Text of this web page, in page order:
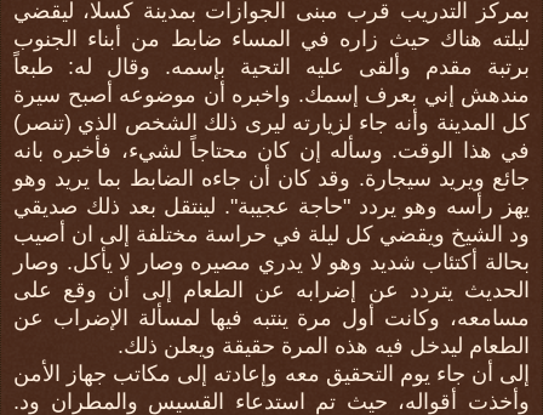
بمركز التدريب قرب مبنى الجوازات بمدينة كسلا، ليقضي
ليلته هناك حيث زاره في المساء ضابط من أبناء الجنوب
برتبة مقدم وألقى عليه التحية بإسمه. وقال له: طبعاً
مندهش إني بعرف إسمك. واخبره أن موضوعه أصبح سيرة
كل المدينة وأنه جاء لزيارته ليرى ذلك الشخص الذي (تنصر)
في هذا الوقت. وسأله إن كان محتاجاً لشيء، فأخبره بانه
جائع ويريد سيجارة. وقد كان أن جاءه الضابط بما يريد وهو
يهز رأسه وهو يردد "حاجة عجيبة". لينتقل بعد ذلك صديقي
ود الشيخ ويقضي كل ليلة في حراسة مختلفة إلى ان أصيب
بحالة أكتئاب شديد وهو لا يدري مصيره وصار لا يأكل. وصار
الحديث يتردد عن إضرابه عن الطعام إلى أن وقع على
مسامعه، وكانت أول مرة ينتبه فيها لمسألة الإضراب عن
الطعام ليدخل فيه هذه المرة حقيقة ويعلن ذلك.
إلى أن جاء يوم التحقيق معه وإعادته إلى مكاتب جهاز الأمن
وأخذت أقواله، حيث تم استدعاء القسيس والمطران ود.